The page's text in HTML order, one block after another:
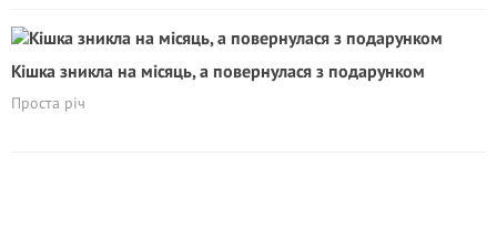
Кішка зникла на місяць, а повернулася з подарунком
Проста річ